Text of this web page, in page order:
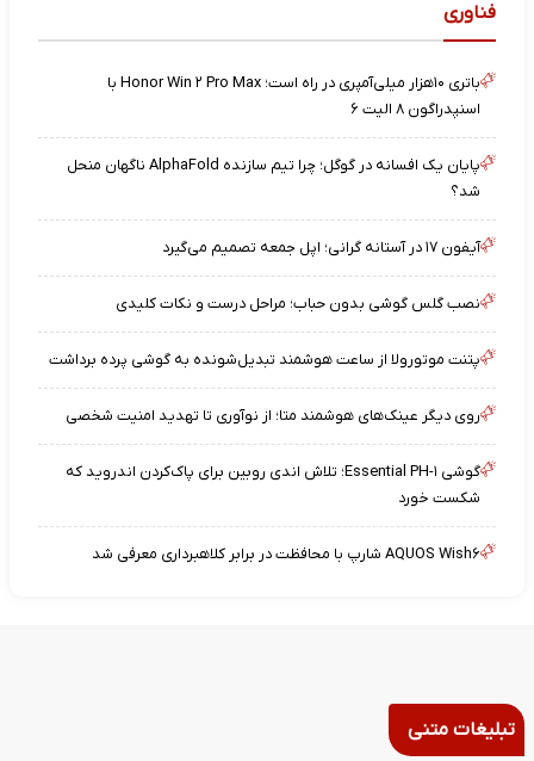
فناوری
باتری ۱۰هزار میلی‌آمپری در راه است؛ Honor Win ۲ Pro Max با
اسنپدراگون ۸ الیت ۶
پایان یک افسانه در گوگل؛ چرا تیم سازنده AlphaFold ناگهان منحل
شد؟
آیفون ۱۷ در آستانه گرانی؛ اپل جمعه تصمیم می‌گیرد
نصب گلس گوشی بدون حباب؛ مراحل درست و نکات کلیدی
پتنت موتورولا از ساعت هوشمند تبدیل‌شونده به گوشی پرده برداشت
روی دیگر عینک‌های هوشمند متا؛ از نوآوری تا تهدید امنیت شخصی
گوشی Essential PH-۱؛ تلاش اندی روبین برای پاک‌کردن اندروید که
شکست خورد
AQUOS Wish۶ شارپ با محافظت در برابر کلاهبرداری معرفی شد
تبلیغات متنی